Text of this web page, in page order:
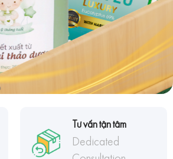
Tư vấn tận tâm
Dedicated